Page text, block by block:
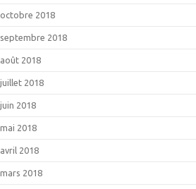
octobre 2018
septembre 2018
août 2018
juillet 2018
juin 2018
mai 2018
avril 2018
mars 2018